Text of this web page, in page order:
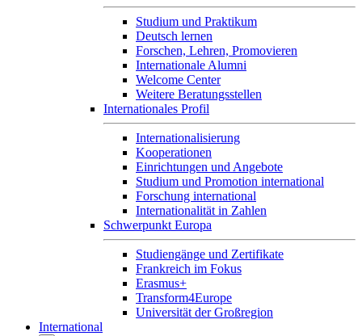
Studium und Praktikum
Deutsch lernen
Forschen, Lehren, Promovieren
Internationale Alumni
Welcome Center
Weitere Beratungsstellen
Internationales Profil
Internationalisierung
Kooperationen
Einrichtungen und Angebote
Studium und Promotion international
Forschung international
Internationalität in Zahlen
Schwerpunkt Europa
Studiengänge und Zertifikate
Frankreich im Fokus
Erasmus+
Transform4Europe
Universität der Großregion
International